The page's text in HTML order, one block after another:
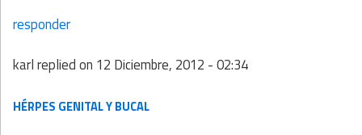
responder
karlreplied on 12 Diciembre, 2012 - 02:34
HÉRPES GENITAL Y BUCAL